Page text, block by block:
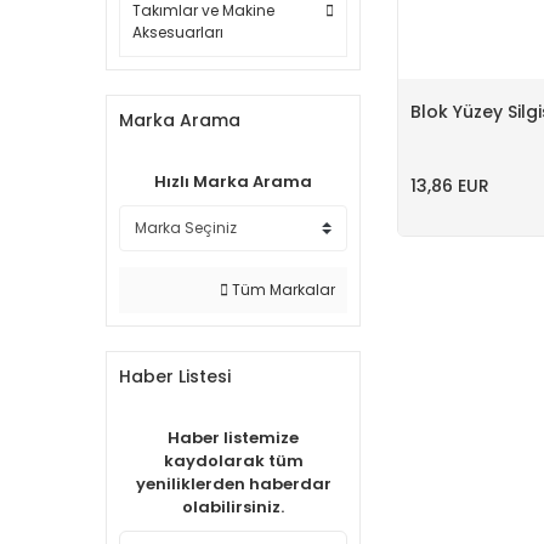
Takımlar ve Makine
Aksesuarları
Marka Arama
Hızlı Marka Arama
Tüm Markalar
Haber Listesi
Haber listemize
kaydolarak tüm
yeniliklerden haberdar
olabilirsiniz.
Blok Yüzey
13,86 EUR